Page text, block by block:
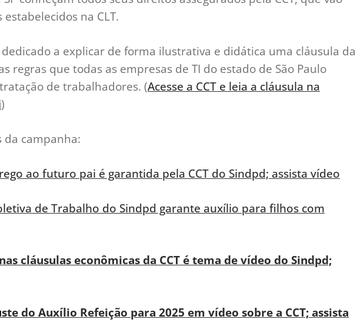
na CLT.
dedicado a explicar de forma ilustrativa e didática uma cláusula da
regras que todas as empresas de TI do estado de São Paulo
de trabalhadores. (Acesse a CCT e leia a cláusula na
)
da campanha:
ao futuro pai é garantida pela CCT do Sindpd; assista vídeo
de Trabalho do Sindpd garante auxílio para filhos com
cláusulas econômicas da CCT é tema de vídeo do Sindpd;
do Auxílio Refeição para 2025 em vídeo sobre a CCT; assista